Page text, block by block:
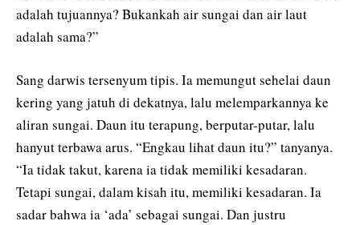
adalah tujuannya? Bukankah air sungai dan air laut
adalah sama?”
Sang darwis tersenyum tipis. Ia memungut sehelai daun
kering yang jatuh di dekatnya, lalu melemparkannya ke
aliran sungai. Daun itu terapung, berputar-putar, lalu
hanyut terbawa arus. “Engkau lihat daun itu?” tanyanya.
“Ia tidak takut, karena ia tidak memiliki kesadaran.
Tetapi sungai, dalam kisah itu, memiliki kesadaran. Ia
sadar bahwa ia ‘ada’ sebagai sungai. Dan justru